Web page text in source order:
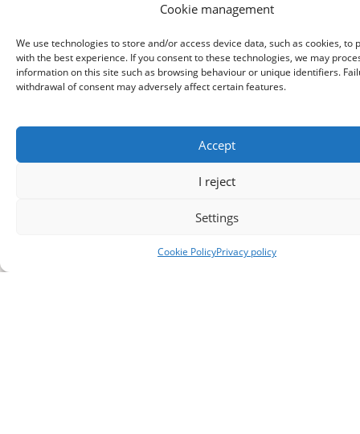
Cookie management
We use technologies to store and/or access device data, such as cookies, to
with the best experience. If you consent to these technologies, we may
information on this site such as browsing behaviour or unique identifiers.
withdrawal of consent may adversely affect certain features.
Accept
I reject
Settings
Cookie PolicyPrivacy policy